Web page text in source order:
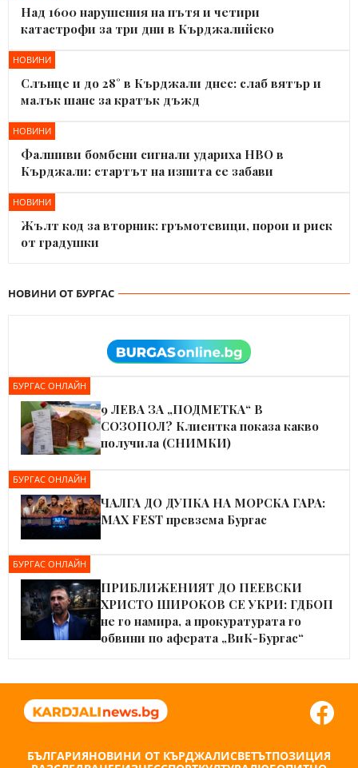
Над 1600 нарушения на пътя и четири
катастрофи за три дни в Кърджалийско
НОВИНИ
Слънце и до 28° в Кърджали днес: слаб вятър и
малък шанс за кратък дъжд
НОВИНИ
Фалшиви бомбени сигнали удариха НВО в
Кърджали: стартът на изпита се забави
НОВИНИ
Жълт код за вторник: гръмотевици, порои и риск
от градушки
НОВИНИ ОТ БУРГАС
БУРГАС ОНЛАЙН
9 ЛЕВА ЗА „ПОДМЕТКА“ В
СОЗОПОЛ? Клиентка показа какво
получила (СНИМКИ)
БУРГАС ОНЛАЙН
ЧАЛГА ДО ДУПКА НА МОРСКА ГАРА:
MAX FEST превзема Бургас
БУРГАС ОНЛАЙН
ПРИБЛИЖЕНИЯТ ДО ПЕЕВСКИ
ХРИСТО ШИРОКОВ СЕ УКРИ: ГДБОП
не го намира, а прокуратурата го
обвини по аферата „ВиК-Бургас“
БЪЛГАРИЯНОВИНИ ОТ КЪРДЖАЛИСВЕТЪТПОЗИЦИЯ